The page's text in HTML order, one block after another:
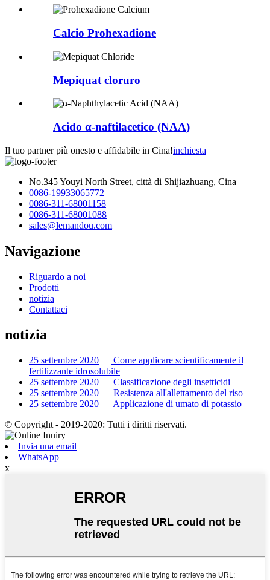
Calcio Prohexadione
Mepiquat cloruro
Acido α-naftilacetico (NAA)
Il tuo partner più onesto e affidabile in Cina!inchiesta
No.345 Youyi North Street, città di Shijiazhuang, Cina
0086-19933065772
0086-311-68001158
0086-311-68001088
sales@lemandou.com
Navigazione
Riguardo a noi
Prodotti
notizia
Contattaci
notizia
25 settembre 2020
Come applicare scientificamente il
fertilizzante idrosolubile
25 settembre 2020
Classificazione degli insetticidi
25 settembre 2020
Resistenza all'allettamento del riso
25 settembre 2020
Applicazione di umato di potassio
© Copyright - 2019-2020: Tutti i diritti riservati.
Invia una email
WhatsApp
x